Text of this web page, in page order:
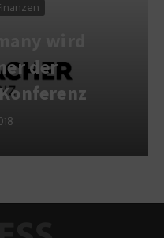
wird
der